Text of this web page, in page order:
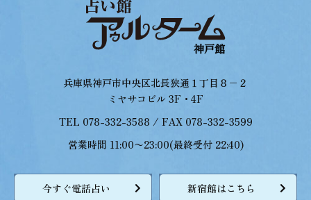
兵庫県神戸市中央区北長狭通１丁目８−２
ミヤサコビル 3F・4F
TEL 078-332-3588 / FAX 078-332-3599
営業時間 11:00〜23:00(最終受付 22:40)
今すぐ電話占い 新宿館はこちら